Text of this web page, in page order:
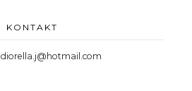
KONTAKT
diorella.j@hotmail.com